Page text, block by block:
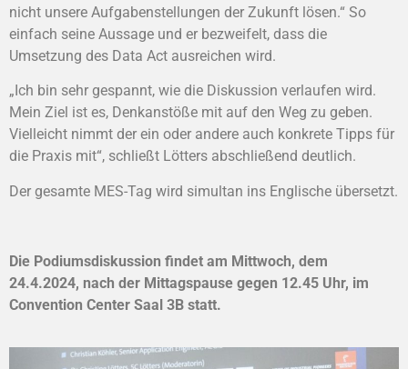
nicht unsere Aufgabenstellungen der Zukunft lösen.“ So
einfach seine Aussage und er bezweifelt, dass die
Umsetzung des Data Act ausreichen wird.
„Ich bin sehr gespannt, wie die Diskussion verlaufen wird.
Mein Ziel ist es, Denkanstöße mit auf den Weg zu geben.
Vielleicht nimmt der ein oder andere auch konkrete Tipps für
die Praxis mit“, schließt Lötters abschließend deutlich.
Der gesamte MES-Tag wird simultan ins Englische übersetzt.
Die Podiumsdiskussion findet am Mittwoch, dem
24.4.2024, nach der Mittagspause gegen 12.45 Uhr, im
Convention Center Saal 3B statt.